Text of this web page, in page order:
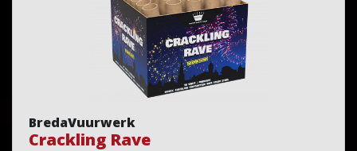
BredaVuurwerk
Crackling Rave